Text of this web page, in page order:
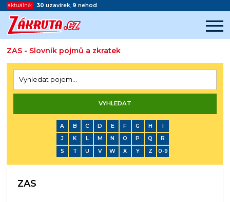
aktuálně: 30 uzavírek, 9 nehod
ZAS - Slovník pojmů a zkratek
Konec reklamy
A B C D E F G H
I
J
K L M N O P Q
R
S
T U V W X Y Z 0-9
ZAS